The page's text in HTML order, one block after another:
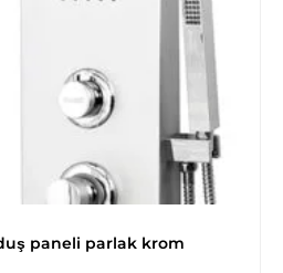
paneli parlak krom